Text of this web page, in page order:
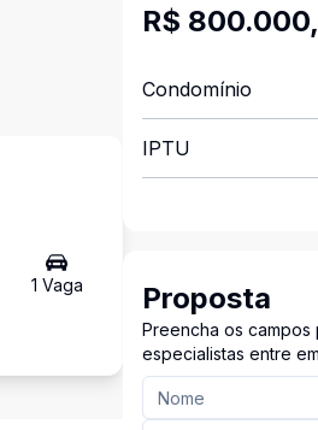
1 Vaga
R$
Condomínio
IPTU
Proposta
Preencha os campos
especialistas entre